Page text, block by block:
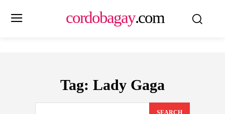
cordobagay.com
Tag: Lady Gaga